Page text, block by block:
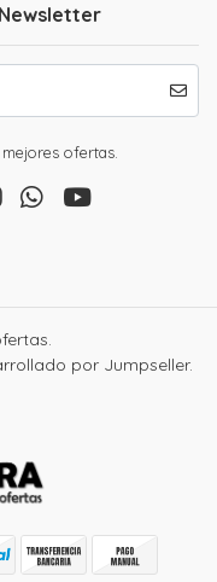
ofertas.
por Jumpseller.